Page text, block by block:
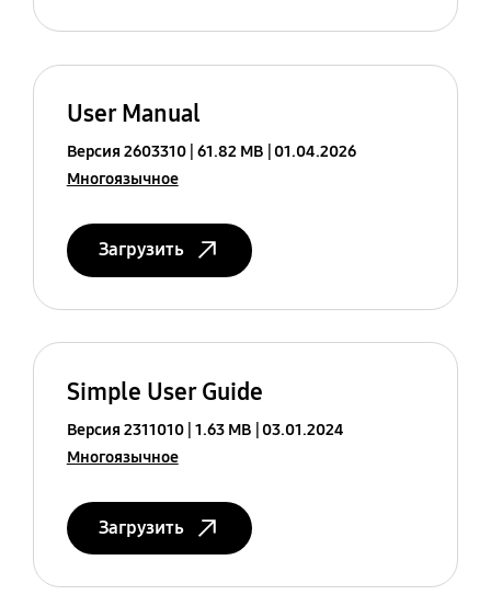
User Manual
Версия 2603310 61.82 MB
01.04.2026
Многоязычное
Загрузить
Simple User Guide
Версия 2311010 1.63 MB
03.01.2024
Многоязычное
Загрузить